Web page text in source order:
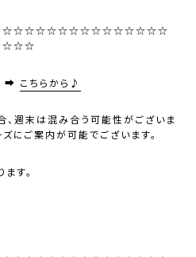
➡ こちらから♪
、週末は混み合う可能性がございま
にご案内が可能でございます。
す。